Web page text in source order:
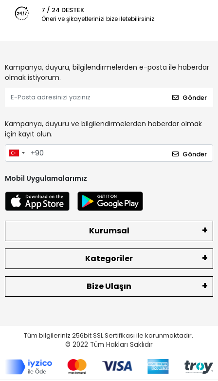
7 / 24 DESTEK
Öneri ve şikayetlerinizi bize iletebilirsiniz.
Kampanya, duyuru, bilgilendirmelerden e-posta ile haberdar
olmak istiyorum.
Gönder
Kampanya, duyuru ve bilgilendirmelerden haberdar olmak
için kayıt olun.
Gönder
Mobil Uygulamalarımız
Kurumsal
Kategoriler
Bize Ulaşın
Tüm bilgileriniz 256bit SSL Sertifikası ile korunmaktadır.
© 2022 Tüm Hakları Saklıdır